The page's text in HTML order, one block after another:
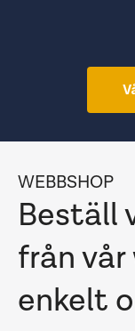
WEBBSHOP
Beställ
från
enkelt